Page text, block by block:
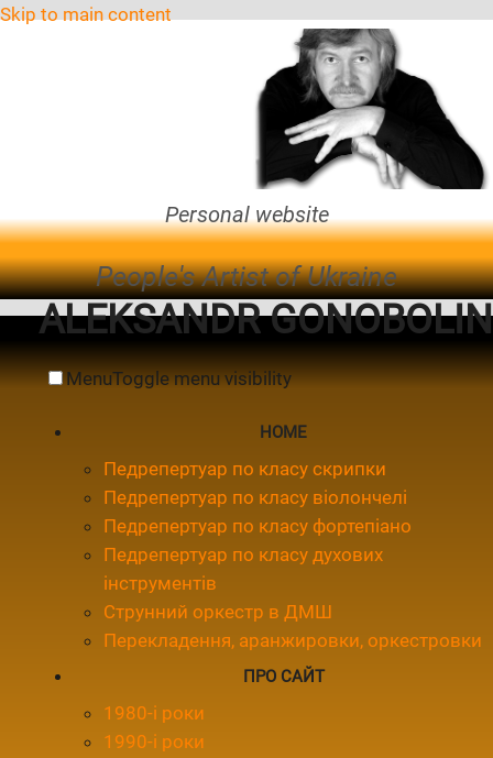
Skip to main content
Personal website
People's Artist of Ukraine
ALEKSANDR GONOBOLIN
MenuToggle menu visibility
HOME
Педрепертуар по класу скрипки
Педрепертуар по класу віолончелі
Педрепертуар по класу фортепіано
Педрепертуар по класу духових
інструментів
Струнний оркестр в ДМШ
Перекладення, аранжировки, оркестровки
ПРО САЙТ
1980-і роки
1990-і роки